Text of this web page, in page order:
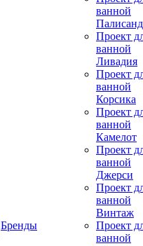
Бренды
ванной
Проект
ванной
Ливадия
Проект
ванной
Корсика
Проект
ванной
Камелот
Проект
ванной
Джерси
Проект
ванной
Винтаж
Проект
ванной